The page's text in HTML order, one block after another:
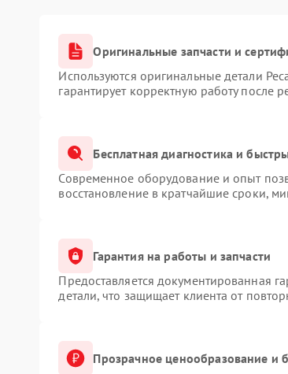
Оригинальные запчасти и
Используются оригинальные детали
гарантирует корректную работу после
Бесплатная диагностика и
Современное оборудование и опыт
восстановление в кратчайшие сроки,
Гарантия на работы и запчасти
Предоставляется документированная
детали, что защищает клиента от
Прозрачное ценообразование и